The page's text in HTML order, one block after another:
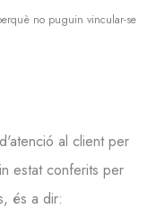
no puguin vincular-se
al client per
estat conferits per
és a dir: